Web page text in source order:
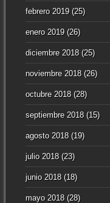
febrero 2019(25)
enero 2019(26)
diciembre 2018(25)
noviembre 2018(26)
octubre 2018(28)
septiembre 2018(15)
agosto 2018(19)
julio 2018(23)
junio 2018(18)
mayo 2018(28)